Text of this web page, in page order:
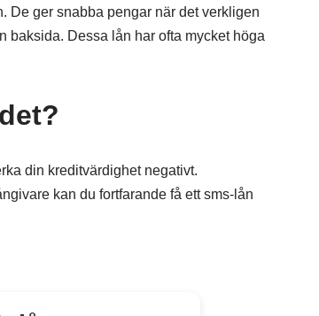
De ger snabba pengar när det verkligen
baksida. Dessa lån har ofta mycket höga
din kreditvärdighet negativt.
kan du fortfarande få ett sms-lån